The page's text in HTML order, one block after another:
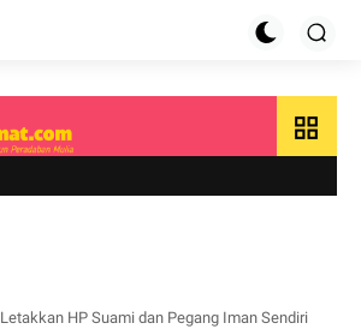
grid_view
Letakkan HP Suami dan Pegang Iman Sendiri